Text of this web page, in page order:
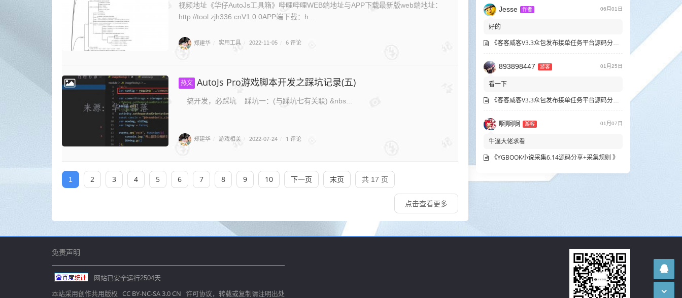
视频地址《华仔AutoJs工具箱》哔哩哔哩WEB端地址与APP下载最新版web端地址：
http://tool.zjh336.cnV1.0.0APP端下载：h...
郑建华 实用工具 2022-11-05 6 评论
热文 AutoJs Pro游戏脚本开发之踩坑记录(五)
搞开发，必踩坑 踩坑一：(与踩坑七有关联) &nbs...
郑建华 游戏相关 2022-07-24 1 评论
1 2 3 4 5 6 7 8 9 10 下一页 末页 共 17 页
点击查看更多
Jesse 作者 06月01日
好的
《客客威客V3.3众包发布接单任务平台源码分享》
893898447 游客 01月25日
看一下
《客客威客V3.3众包发布接单任务平台源码分享》
啊啊啊 游客 01月07日
牛逼大佬求看
《YGBOOK小说采集6.14源码分享+采集规则 》
免责声明
网站已安全运行2504天
本站采用创作共用版权 CC BY-NC-SA 3.0 CN 许可协议，转载或复制请注明出处